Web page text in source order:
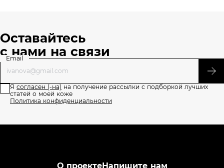
Оставайтесь
с нами на связи
Email
Я согласен (-на) на получение рассылки с подборкой лучших
статей о моей коже
Политика конфиденциальности
О проектеНапишите нам